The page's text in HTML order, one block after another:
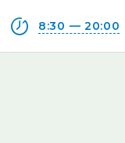
8:30 — 20:00